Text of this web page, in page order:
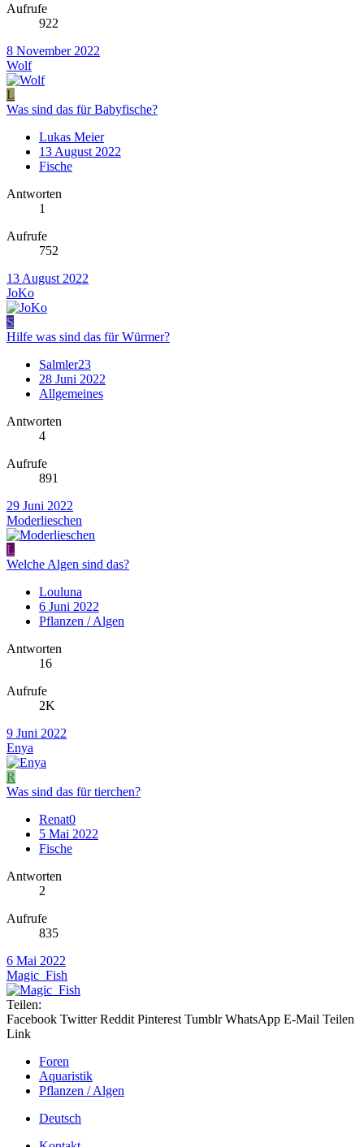
Aufrufe
922
8 November 2022
Wolf
L
Was sind das für Babyfische?
Lukas Meier
13 August 2022
Fische
Antworten
1
Aufrufe
752
13 August 2022
JoKo
S
Hilfe was sind das für Würmer?
Salmler23
28 Juni 2022
Allgemeines
Antworten
4
Aufrufe
891
29 Juni 2022
Moderlieschen
L
Welche Algen sind das?
Louluna
6 Juni 2022
Pflanzen / Algen
Antworten
16
Aufrufe
2K
9 Juni 2022
Enya
R
Was sind das für tierchen?
Renat0
5 Mai 2022
Fische
Antworten
2
Aufrufe
835
6 Mai 2022
Magic_Fish
Teilen:
Facebook Twitter Reddit Pinterest Tumblr WhatsApp E-Mail Teilen
Link
Foren
Aquaristik
Pflanzen / Algen
Deutsch